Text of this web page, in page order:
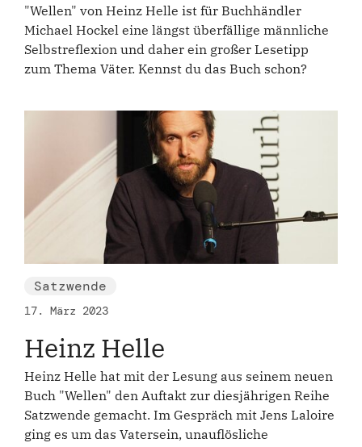
"Wellen" von Heinz Helle ist für Buchhändler
Michael Hockel eine längst überfällige männliche
Selbstreflexion und daher ein großer Lesetipp
zum Thema Väter. Kennst du das Buch schon?
Satzwende
17. März 2023
Heinz Helle
Heinz Helle hat mit der Lesung aus seinem neuen
Buch "Wellen" den Auftakt zur diesjährigen Reihe
Satzwende gemacht. Im Gespräch mit Jens Laloire
ging es um das Vatersein, unauflösliche